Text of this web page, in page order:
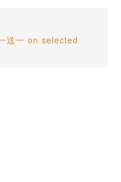
送一 on selected